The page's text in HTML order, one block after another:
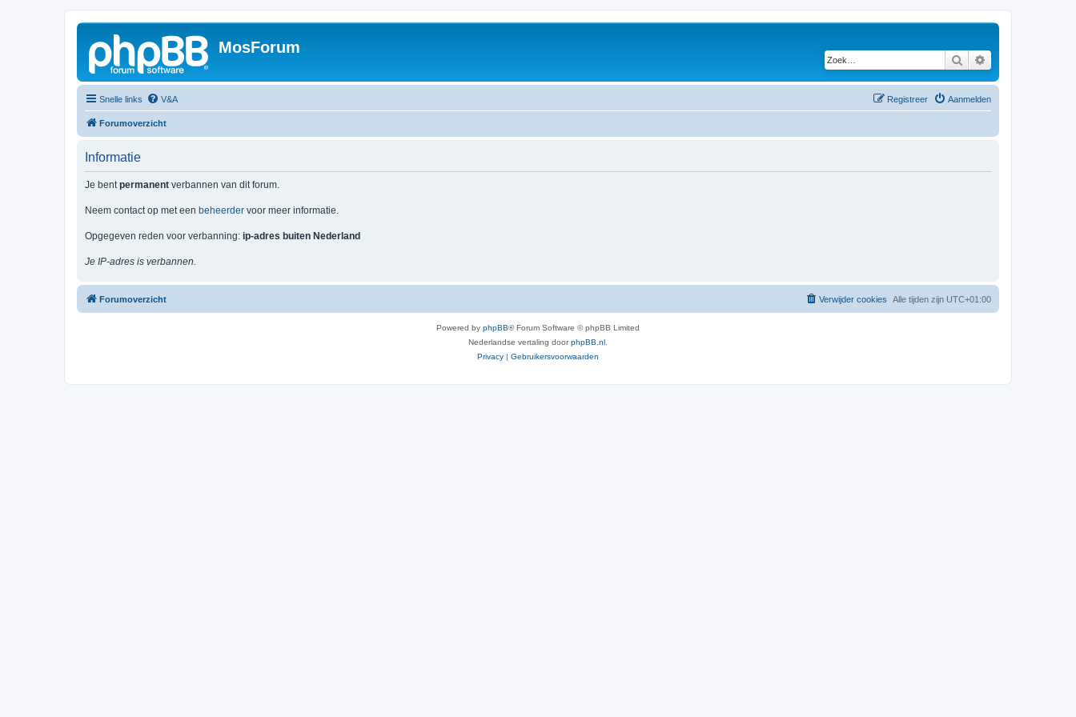
MosForum
Zoek
Snelle links V&A Aanmelden
Registreer
Forumoverzicht
Informatie
Je bentpermanent verbannen van dit forum.
Neem contact op met een beheerder voor meer informatie.
Opgegeven reden voor verbanning: ip-adres buiten Nederland
Je IP-adres is verbannen.
Forumoverzicht Alle tijden zijn UTC+01:00
Verwijder cookies
Powered by phpBB® Forum Software © phpBB Limited
Nederlandse vertaling doorphpBB.nl
Privacy | Gebruikersvoorwaarden